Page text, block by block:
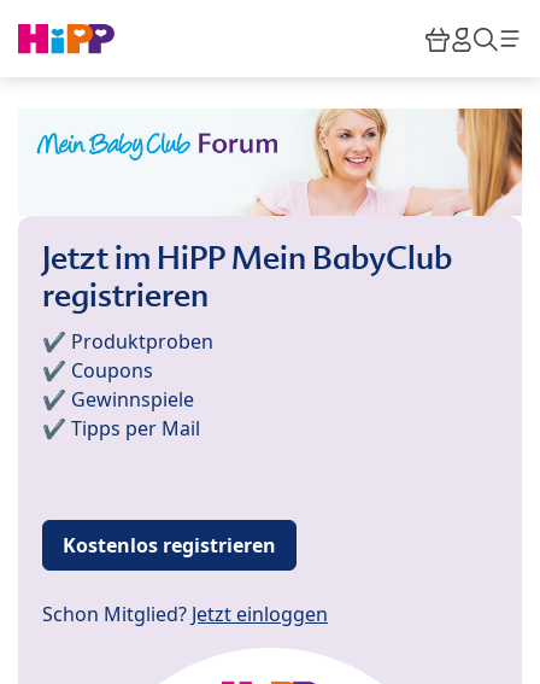
HiPP
Jetzt im HiPP Mein BabyClub
registrieren
✔️ Produktproben
✔️ Coupons
✔️ Gewinnspiele
✔️ Tipps per Mail
Kostenlos registrieren
Schon Mitglied? Jetzt einloggen